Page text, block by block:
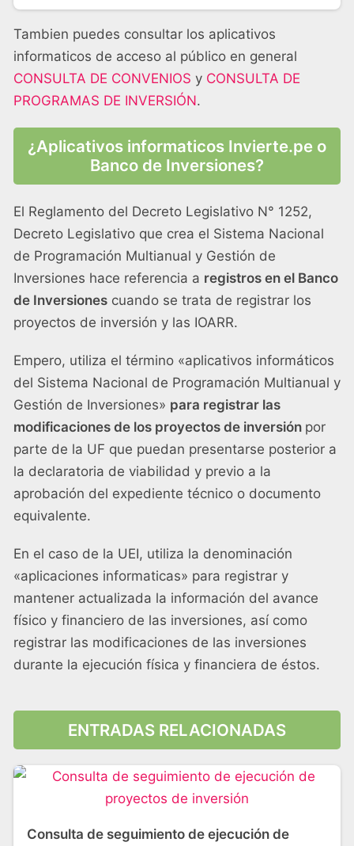
Tambien puedes consultar los aplicativos
informaticos de acceso al público en general
CONSULTA DE CONVENIOS y CONSULTA DE
PROGRAMAS DE INVERSIÓN.
¿Aplicativos informaticos Invierte.pe o
Banco de Inversiones?
El Reglamento del Decreto Legislativo N° 1252,
Decreto Legislativo que crea el Sistema Nacional
de Programación Multianual y Gestión de
Inversiones hace referencia a registros en el Banco
de Inversiones cuando se trata de registrar los
proyectos de inversión y las IOARR.
Empero, utiliza el término «aplicativos informáticos
del Sistema Nacional de Programación Multianual y
Gestión de Inversiones» para registrar las
modificaciones de los proyectos de inversión por
parte de la UF que puedan presentarse posterior a
la declaratoria de viabilidad y previo a la
aprobación del expediente técnico o documento
equivalente.
En el caso de la UEI, utiliza la denominación
«aplicaciones informaticas» para registrar y
mantener actualizada la información del avance
físico y financiero de las inversiones, así como
registrar las modificaciones de las inversiones
durante la ejecución física y financiera de éstos.
ENTRADAS RELACIONADAS
Consulta de seguimiento de ejecución de